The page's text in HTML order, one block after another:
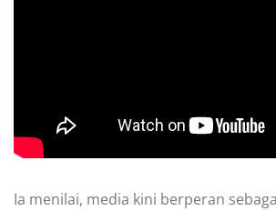
Ia menilai, media kini berperan